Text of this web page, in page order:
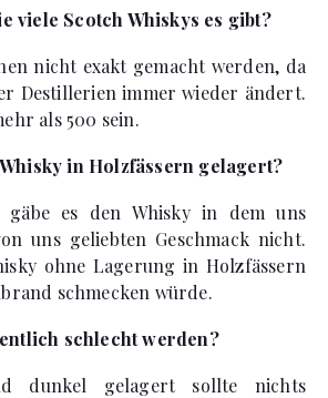
viele Scotch Whiskys es gibt?
nicht exakt gemacht werden, da
Destillerien immer wieder ändert.
als 500 sein.
in Holzfässern gelagert?
gäbe es den Whisky in dem uns
uns geliebten Geschmack nicht.
ohne Lagerung in Holzfässern
schmecken würde.
schlecht werden?
dunkel gelagert sollte nichts